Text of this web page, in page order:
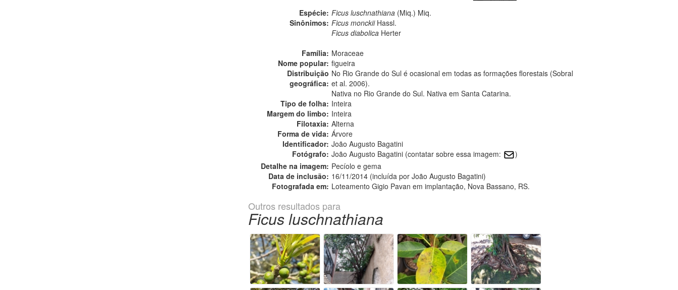
Espécie: Ficus luschnathiana (Miq.) Miq.
Sinônimos: Ficus monckiiHassl.
Ficus diabolica Herter
Família: Moraceae
Nome popular: figueira
Distribuição
geográfica:
No Rio Grande do Sul é ocasional em todas as formações florestais (Sobral
et al. 2006).
Nativa no Rio Grande do Sul. Nativa em Santa Catarina.
Tipo de folha: Inteira
Margem do limbo: Inteira
Filotaxia: Alterna
Forma de vida: Árvore
Identificador: João Augusto Bagatini
Fotógrafo: João Augusto Bagatini (contatar sobre essa imagem:
)
Detalhe na imagem: Pecíolo e gema
Data de inclusão: 16/11/2014 (incluída por João Augusto Bagatini)
Fotografada em: Loteamento Gigio Pavan em implantação, Nova Bassano, RS.
Outros resultados para
Ficus luschnathiana